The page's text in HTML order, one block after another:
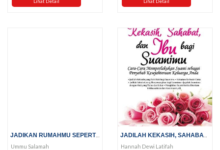
JADIKAN RUMAHMU SEPERTI SURGA;...
Ummu Salamah Hannah Dewi Latifah